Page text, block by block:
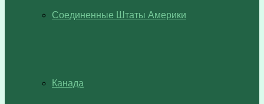
Соединенные Штаты Америки
Канада